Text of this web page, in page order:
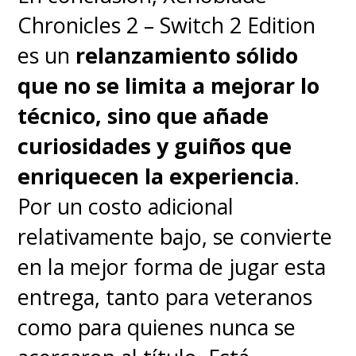
del Tiempo de Mortal Kombat,
claro que en este caso solo con
desafíos tenísticos, ytambién
el modo especial, donde
aparecen estas canchas bien
extrañas con aquella de pinball
que ya comenté y varias bien
difíciles. Sin duda alguna, estos
dos apartados suman bastante
al juego.
Chronicles 2 – Switch 2 Edition
es un relanzamiento sólido
que no se limita a mejorar lo
técnico, sino que añade
curiosidades y guiños que
enriquecen la experiencia.
Por un costo adicional
relativamente bajo, se convierte
en la mejor forma de jugar esta
entrega, tanto para veteranos
como para quienes nunca se